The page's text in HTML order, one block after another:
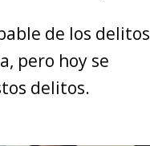
de los delitos
pero hoy se
delitos.